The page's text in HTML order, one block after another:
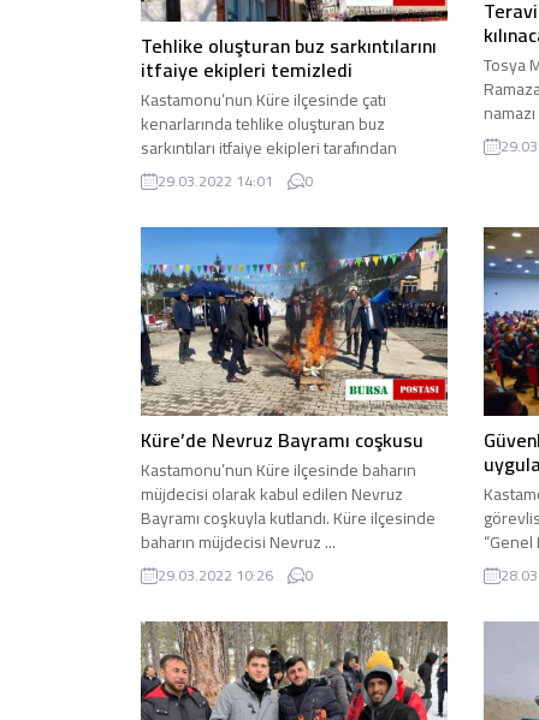
Tehlike oluşturan buz sarkıntılarını
itfaiye ekipleri temizledi
Kastamonu’nun Küre ilçesinde çatı
kenarlarında tehlike oluşturan buz
sarkıntıları itfaiye ekipleri tarafından
kırılarak temizlendi. Kastamonu’nun ...
29.03.2022 14:01 0
Tosya
Küre’de Nevruz Bayramı coşkusu
Kastamonu’nun Küre ilçesinde baharın
müjdecisi olarak kabul edilen Nevruz
Bayramı coşkuyla kutlandı. Küre ilçesinde
baharın müjdecisi Nevruz ...
29.03.2022 10:26 0